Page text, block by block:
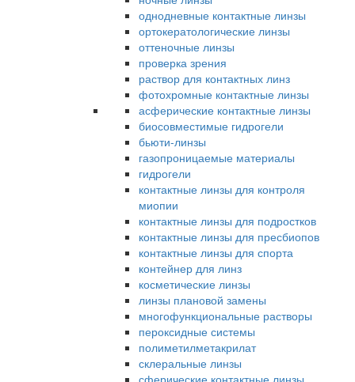
однодневные контактные линзы
ортокератологические линзы
оттеночные линзы
проверка зрения
раствор для контактных линз
фотохромные контактные линзы
асферические контактные линзы
биосовместимые гидрогели
бьюти-линзы
газопроницаемые материалы
гидрогели
контактные линзы для контроля
миопии
контактные линзы для подростков
контактные линзы для пресбиопов
контактные линзы для спорта
контейнер для линз
косметические линзы
линзы плановой замены
многофункциональные растворы
пероксидные системы
полиметилметакрилат
склеральные линзы